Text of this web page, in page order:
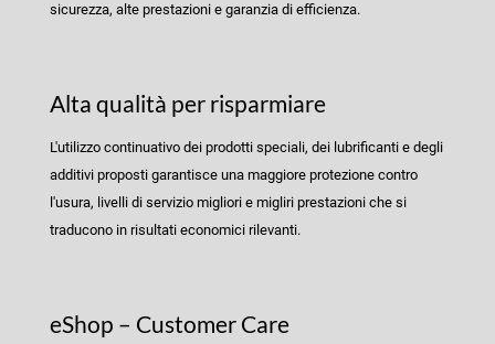
sicurezza, alte prestazioni e garanzia di efficienza.
Alta qualità per risparmiare
L'utilizzo continuativo dei prodotti speciali, dei lubrificanti e degli
additivi proposti garantisce una maggiore protezione contro
l'usura, livelli di servizio migliori e migliri prestazioni che si
traducono in risultati economici rilevanti.
eShop – Customer Care